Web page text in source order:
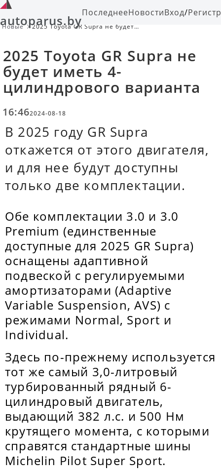
autoparus.byПоследнееНовостиВход/
Новые
2025 Toyota GR Supra не будет
2025 Toyota GR Supra не
будет иметь 4-
цилиндрового варианта
16:462024-08-18
В 2025 году GR Supra
откажется от этого двигателя,
и для нее будут доступны
только две комплектации.
Обе комплектации 3.0 и 3.0
Premium (единственные
доступные для 2025 GR Supra)
оснащены адаптивной
подвеской с регулируемыми
амортизаторами (Adaptive
Variable Suspension, AVS) с
режимами Normal, Sport и
Individual.
Здесь по-прежнему используется
тот же самый 3,0-литровый
турбированный рядный 6-
цилиндровый двигатель,
выдающий 382 л.с. и 500 Нм
крутящего момента, с которыми
справятся стандартные шины
Michelin Pilot Super Sport.